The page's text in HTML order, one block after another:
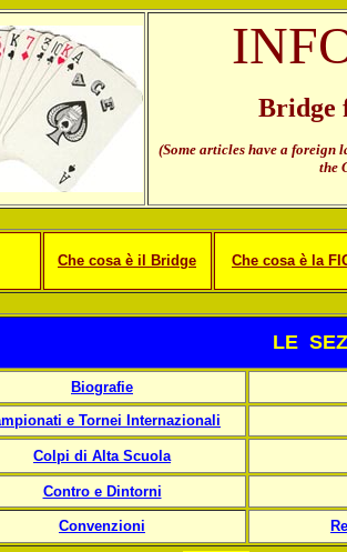
Bridge
(Some articles have a foreign
the
Che cosa è il Bridge Che cosa è la
LE
Biografie
e Tornei Internazionali
Colpi di Alta Scuola
Contro e Dintorni
Convenzioni